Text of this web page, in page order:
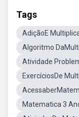
Tags
AdiçãoE
Algoritmo
Atividade
ExercíciosDe
Matematica 3